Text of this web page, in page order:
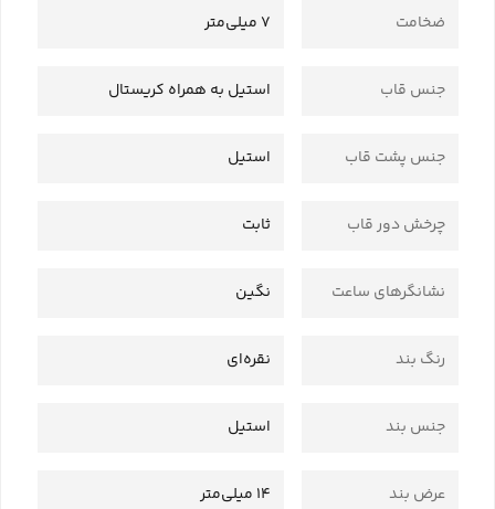
ضخامت 7 میلی‌متر
جنس قاب استیل به همراه کریستال
جنس پشت قاب استیل
چرخش دور قاب ثابت
نشانگرهای ساعت نگین
رنگ بند نقره‌ای
جنس بند استیل
عرض بند 14 میلی‌متر